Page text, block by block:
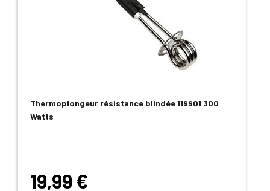
Thermoplongeur résistance blindée 119901 300
Watts
19,99 €